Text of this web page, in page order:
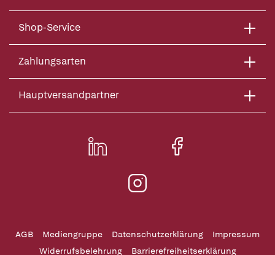
Shop-Service
Zahlungsarten
Hauptversandpartner
AGB Mediengruppe Datenschutzerklärung
Impressum
Widerrufsbelehrung
Barrierefreiheitserklärung